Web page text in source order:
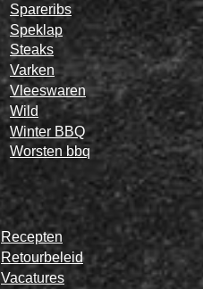
Spareribs
Speklap
Steaks
Varken
Vleeswaren
Wild
Winter BBQ
Worsten bbq
Recepten
Retourbeleid
Vacatures